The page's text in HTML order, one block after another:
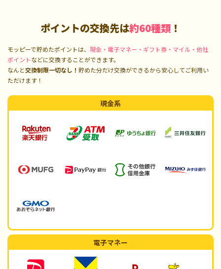
ポイントの交換先は約60種類 ！
モッピーで貯めたポイントは、 現金・電子マネー・ギフト券・マイル・他社
ポイントなどに交換することができます。
なんと交換制限一切なし！ 貯めた分だけ交換ができるから安心してご利用い
ただけます！
現金系
電子マネー